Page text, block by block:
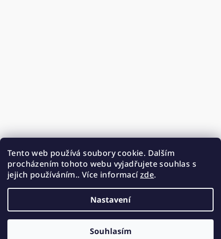
Tento web používá soubory cookie. Dalším
procházením tohoto webu vyjadřujete souhlas s
jejich používáním.. Více informacízde.
Nastavení
Souhlasím